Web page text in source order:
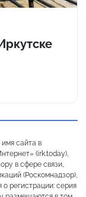
сайта в
(irk.today),
в сфере связи,
(Роскомнадзор),
регистрации: серия